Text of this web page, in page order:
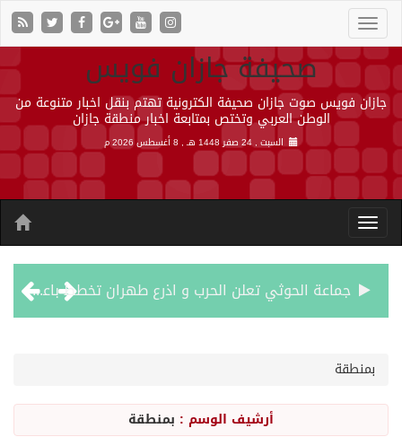
صحيفة جازان فويس
جازان فويس صوت جازان صحيفة الكترونية تهتم بنقل اخبار متنوعة من
الوطن العربي وتختص بمتابعة اخبار منطقة جازان
السبت , 24 صفر 1448 هـ , 8 أغسطس 2026 م
جماعة الحوثي تعلن الحرب و اذرع طهران تخطط باعمال ارهابية واسعة تطال دول الشرق الاوسط
مقتل شخصين وإصابة 14 إثر انفجار عبوة ناسفة داخل حافلة في ريف دمشق
بمنطقة
أرشيف الوسم : بمنطقة